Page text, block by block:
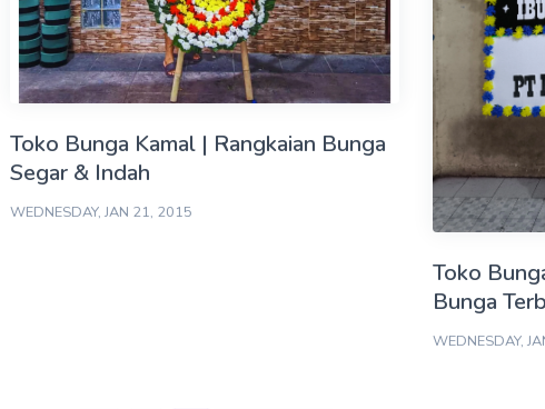
Toko Bunga Kamal | Rangkaian Bunga
Segar & Indah
WEDNESDAY, JAN 21, 2015
Toko
Bunga
WEDNESDAY,